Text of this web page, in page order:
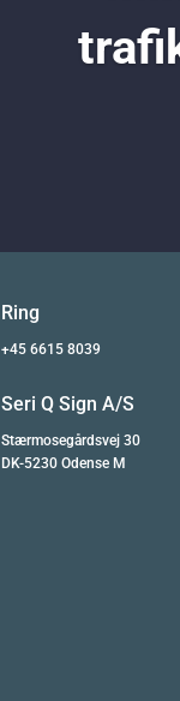
Ring
+45 6615 8039
Seri Q Sign A/S
Stærmosegårdsvej 30
DK-5230 Odense M